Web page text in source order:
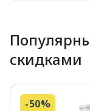
скидками
-50%